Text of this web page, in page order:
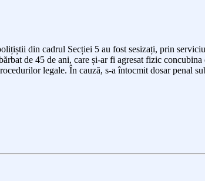
i din cadrul Secției 5 au fost sesizați, prin
de 45 de ani, care și-ar fi agresat fizic
legale. În cauză, s-a întocmit dosar penal